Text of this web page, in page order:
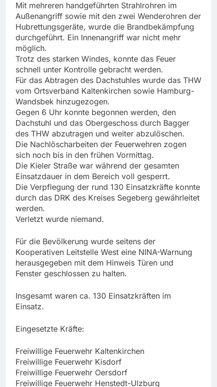
Mit mehreren handgeführten Strahlrohren im
Außenangriff sowie mit den zwei Wenderohren der
Hubrettungsgeräte, wurde die Brandbekämpfung
durchgeführt. Ein Innenangriff war nicht mehr
möglich.
Trotz des starken Windes, konnte das Feuer
schnell unter Kontrolle gebracht werden.
Für das Abtragen des Dachstuhles wurde das THW
vom Ortsverband Kaltenkirchen sowie Hamburg-
Wandsbek hinzugezogen.
Gegen 6 Uhr konnte begonnen werden, den
Dachstuhl und das Obergeschoss durch Bagger
des THW abzutragen und weiter abzulöschen.
Die Nachlöscharbeiten der Feuerwehren zogen
sich noch bis in den frühen Vormittag.
Die Kieler Straße war während der gesamten
Einsatzdauer in dem Bereich voll gesperrt.
Die Verpflegung der rund 130 Einsatzkräfte konnte
durch das DRK des Kreises Segeberg gewährleitet
werden.
Verletzt wurde niemand.
Für die Bevölkerung wurde seitens der
Kooperativen Leitstelle West eine NINA-Warnung
herausgegeben mit dem Hinweis Türen und
Fenster geschlossen zu halten.
Insgesamt waren ca. 130 Einsatzkräften im
Einsatz.
Eingesetzte Kräfte:
Freiwillige Feuerwehr Kaltenkirchen
Freiwillige Feuerwehr Kisdorf
Freiwillige Feuerwehr Oersdorf
Freiwillige Feuerwehr Henstedt-Ulzburg